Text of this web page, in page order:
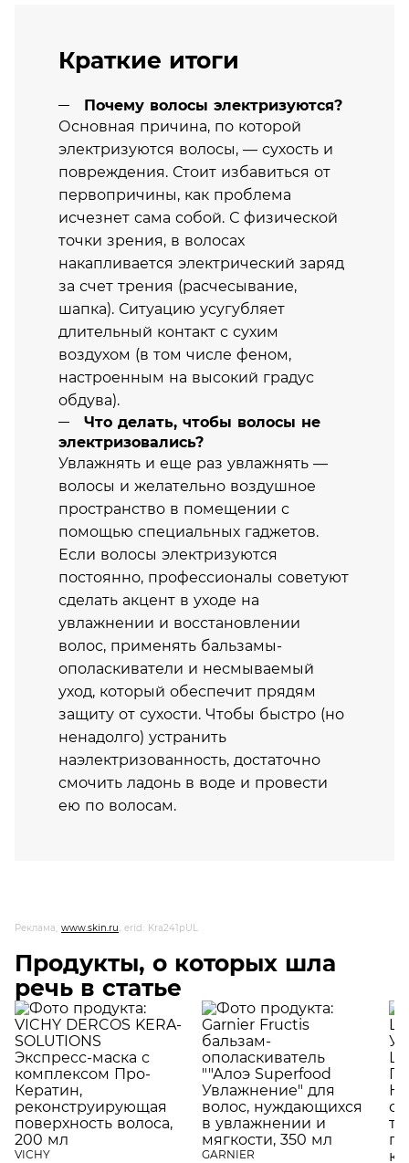
Краткие итоги
Почему волосы электризуются?
Основная причина, по которой
электризуются волосы, — сухость и
повреждения. Стоит избавиться от
первопричины, как проблема
исчезнет сама собой. С физической
точки зрения, в волосах
накапливается электрический заряд
за счет трения (расчесывание,
шапка). Ситуацию усугубляет
длительный контакт с сухим
воздухом (в том числе феном,
настроенным на высокий градус
обдува).
Что делать, чтобы волосы не
электризовались?
Увлажнять и еще раз увлажнять —
волосы и желательно воздушное
пространство в помещении с
помощью специальных гаджетов.
Если волосы электризуются
постоянно, профессионалы советуют
сделать акцент в уходе на
увлажнении и восстановлении
волос, применять бальзамы-
ополаскиватели и несмываемый
уход, который обеспечит прядям
защиту от сухости. Чтобы быстро (но
ненадолго) устранить
наэлектризованность, достаточно
смочить ладонь в воде и провести
ею по волосам.
Реклама, www.skin.ru, erid: Kra241pUL
Продукты, о которых шла
речь в статье
VICHY GARNIER